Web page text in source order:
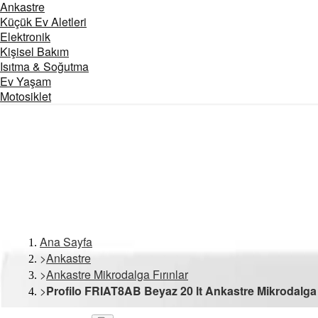
Ankastre
Küçük Ev Aletleri
Elektronik
Kişisel Bakım
Isıtma & Soğutma
Ev Yaşam
Motosiklet
Ana Sayfa
>Ankastre
>Ankastre Mikrodalga Fırınlar
>Profilo FRIAT8AB Beyaz 20 lt Ankastre Mikrodalga